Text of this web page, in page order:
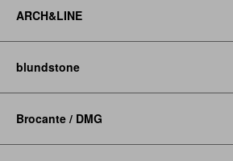
ARCH&LINE
blundstone
Brocante / DMG